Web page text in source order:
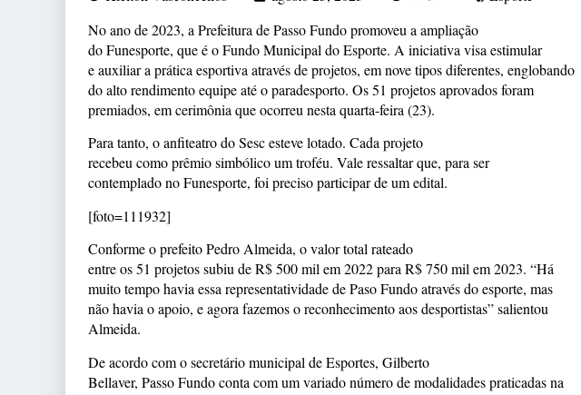
No ano de 2023, a Prefeitura de Passo Fundo promoveu a ampliação
do Funesporte, que é o Fundo Municipal do Esporte. A iniciativa visa estimular
e auxiliar a prática esportiva através de projetos, em nove tipos diferentes, englobando
do alto rendimento equipe até o paradesporto. Os 51 projetos aprovados foram
premiados, em cerimônia que ocorreu nesta quarta-feira (23).
Para tanto, o anfiteatro do Sesc esteve lotado. Cada projeto
recebeu como prêmio simbólico um troféu. Vale ressaltar que, para ser
contemplado no Funesporte, foi preciso participar de um edital.
[foto=111932]
Conforme o prefeito Pedro Almeida, o valor total rateado
entre os 51 projetos subiu de R$ 500 mil em 2022 para R$ 750 mil em 2023. “Há
muito tempo havia essa representatividade de Paso Fundo através do esporte, mas
não havia o apoio, e agora fazemos o reconhecimento aos desportistas” salientou
Almeida.
De acordo com o secretário municipal de Esportes, Gilberto
Bellaver, Passo Fundo conta com um variado número de modalidades praticadas na